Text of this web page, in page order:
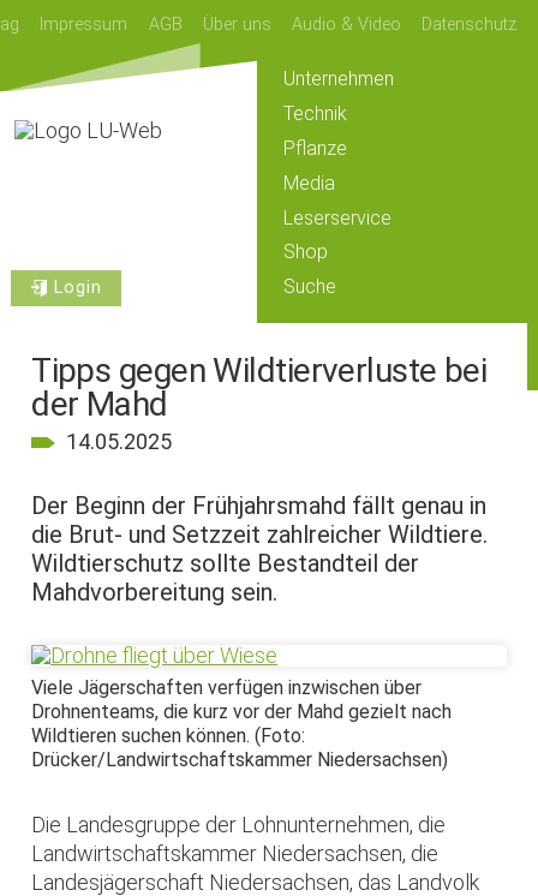
Impressum AGB Über uns Audio & Video Datenschutz
Login
Unternehmen
Technik
Pflanze
Media
Leserservice
Shop
Suche
Tipps gegen Wildtierverluste bei
der Mahd
14.05.2025
Der Beginn der Frühjahrsmahd fällt genau in
die Brut- und Setzzeit zahlreicher Wildtiere.
Wildtierschutz sollte Bestandteil der
Mahdvorbereitung sein.
Viele Jägerschaften verfügen inzwischen über
Drohnenteams, die kurz vor der Mahd gezielt nach
Wildtieren suchen können. (Foto:
Drücker/Landwirtschaftskammer Niedersachsen)
Die Landesgruppe der Lohnunternehmen, die
Landwirtschaftskammer Niedersachsen, die
Landesjägerschaft Niedersachsen, das Landvolk